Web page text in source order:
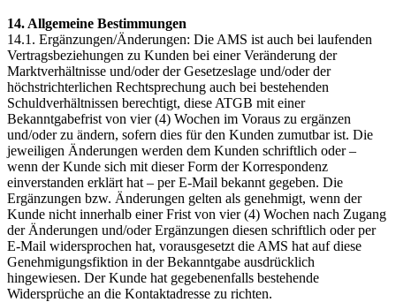
14. Allgemeine Bestimmungen
14.1. Ergänzungen/Änderungen: Die AMS ist auch bei laufenden
Vertragsbeziehungen zu Kunden bei einer Veränderung der
Marktverhältnisse und/oder der Gesetzeslage und/oder der
höchstrichterlichen Rechtsprechung auch bei bestehenden
Schuldverhältnissen berechtigt, diese ATGB mit einer
Bekanntgabefrist von vier (4) Wochen im Voraus zu ergänzen
und/oder zu ändern, sofern dies für den Kunden zumutbar ist. Die
jeweiligen Änderungen werden dem Kunden schriftlich oder –
wenn der Kunde sich mit dieser Form der Korrespondenz
einverstanden erklärt hat – per E-Mail bekannt gegeben. Die
Ergänzungen bzw. Änderungen gelten als genehmigt, wenn der
Kunde nicht innerhalb einer Frist von vier (4) Wochen nach Zugang
der Änderungen und/oder Ergänzungen diesen schriftlich oder per
E-Mail widersprochen hat, vorausgesetzt die AMS hat auf diese
Genehmigungsfiktion in der Bekanntgabe ausdrücklich
hingewiesen. Der Kunde hat gegebenenfalls bestehende
Widersprüche an die Kontaktadresse zu richten.